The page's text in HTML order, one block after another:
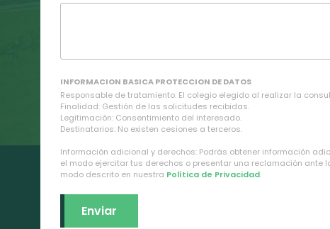
INFORMACION BASICA PROTECCION DE DATOS
Responsable de tratamiento: El colegio elegido al realizar la
Finalidad: Gestión de las solicitudes recibidas.
Legitimación: Consentimiento del interesado.
Destinatarios: No existen cesiones a terceros.
Información adicional y derechos: Podrás obtener información
el modo ejercitar tus derechos o presentar una reclamación ante
modo descrito en nuestra Política de Privacidad.